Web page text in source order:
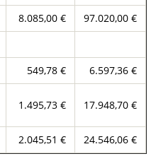
8.085,00 €
97.020,00 €
549,78 €
6.597,36 €
1.495,73 € 17.948,70 €
2.045,51 € 24.546,06 €